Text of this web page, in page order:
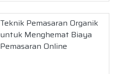
Teknik Pemasaran Organik
untuk Menghemat Biaya
Pemasaran Online